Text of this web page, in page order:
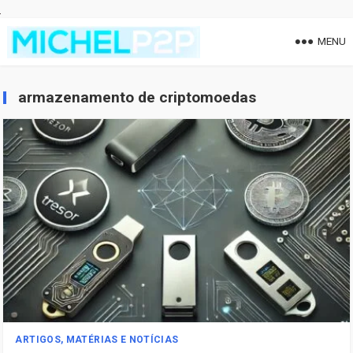
MENU
armazenamento de criptomoedas
ARTIGOS, MATÉRIAS E NOTÍCIAS